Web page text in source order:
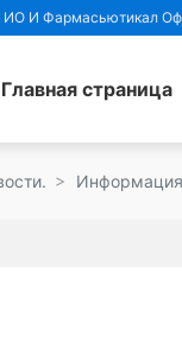
ИО И Фармасьютикал
Главная страница